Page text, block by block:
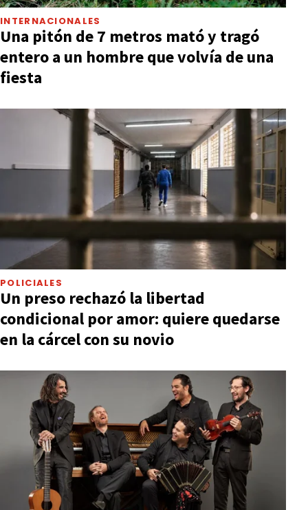
INTERNACIONALES
Una pitón de 7 metros mató y tragó
entero a un hombre que volvía de una
fiesta
POLICIALES
Un preso rechazó la libertad
condicional por amor: quiere quedarse
en la cárcel con su novio